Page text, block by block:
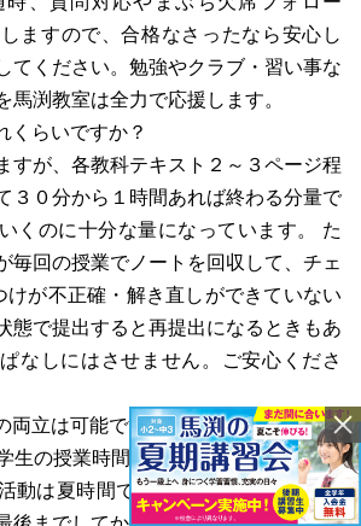
ますので、合格なさったなら安心し
てください。勉強やクラブ・習い事な
馬渕教室は全力で応援します。
くらいですか？
すが、各教科テキスト２～３ページ程
３０分から１時間あれば終わる分量で
くのに十分な量になっています。 た
毎回の授業でノートを回収して、チェ
けが不正確・解き直しができていない
態で提出すると再提出になるときもあ
なしにはさせません。ご安心くださ
両立は可能ですか？
生の授業時間は原則7:15～9:40です。
動は夏時間で18:00くらいまでですの